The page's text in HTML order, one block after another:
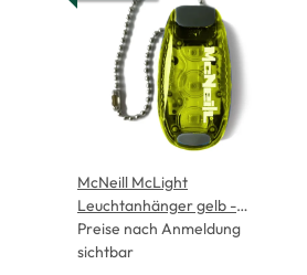
McNeill McLight
Leuchtanhänger gelb -
Kollektion 2026-
Preise nach Anmeldung
sichtbar